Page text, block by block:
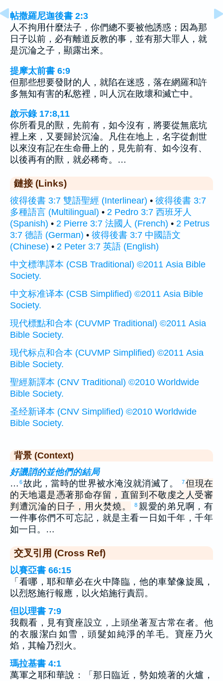
帖撒羅尼迦後書 2:3
人不拘用什麼法子，你們總不要被他誘惑；因為那
日子以前，必有離道反教的事，並有那大罪人，就
是沉淪之子，顯露出來。
提摩太前書 6:9
但那些想要發財的人，就陷在迷惑，落在網羅和許
多無知有害的私慾裡，叫人沉在敗壞和滅亡中。
啟示錄 17:8,11
你所看見的獸，先前有，如今沒有，將要從無底坑
裡上來，又要歸於沉淪。凡住在地上，名字從創世
以來沒有記在生命冊上的，見先前有、如今沒有、
以後再有的獸，就必稀奇。…
鏈接 (Links)
彼得後書 3:7 雙語聖經 (Interlinear) • 彼得後書 3:7
多種語言 (Multilingual) • 2 Pedro 3:7 西班牙人
(Spanish) • 2 Pierre 3:7 法國人 (French) • 2 Petrus
3:7 德語 (German) • 彼得後書 3:7 中國語文
(Chinese) • 2 Peter 3:7 英語 (English)
中文標準譯本 (CSB Traditional) ©2011 Asia Bible
Society.
中文标准译本 (CSB Simplified) ©2011 Asia Bible
Society.
現代標點和合本 (CUVMP Traditional) ©2011 Asia
Bible Society.
现代标点和合本 (CUVMP Simplified) ©2011 Asia
Bible Society.
聖經新譯本 (CNV Traditional) ©2010 Worldwide
Bible Society.
圣经新译本 (CNV Simplified) ©2010 Worldwide
Bible Society.
背景 (Context)
好譏誚的並他們的結局
… 6故此，當時的世界被水淹沒就消滅了。 7但現在
的天地還是憑著那命存留，直留到不敬虔之人受審
判遭沉淪的日子，用火焚燒。
8 親愛的弟兄啊，有
一件事你們不可忘記，就是主看一日如千年，千年
如一日。…
交叉引用 (Cross Ref)
以賽亞書 66:15
「看哪，耶和華必在火中降臨，他的車輦像旋風，
以烈怒施行報應，以火焰施行責罰。
但以理書 7:9
我觀看，見有寶座設立，上頭坐著亙古常在者。他
的衣服潔白如雪，頭髮如純淨的羊毛。寶座乃火
焰，其輪乃烈火。
瑪拉基書 4:1
萬軍之耶和華說：「那日臨近，勢如燒著的火爐，